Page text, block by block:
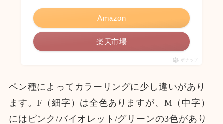
Amazon
楽天市場
ポチップ
ペン種によってカラーリングに少し違いがあり
ます。F（細字）は全色ありますが、M（中字）
にはピンク/バイオレット/グリーンの3色があり